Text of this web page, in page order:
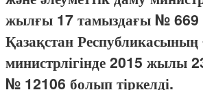
жылғы 17 тамыздағы № 669
Қазақстан Республикасының
министрлігінде 2015 жылы
№ 12106 болып тіркелді.